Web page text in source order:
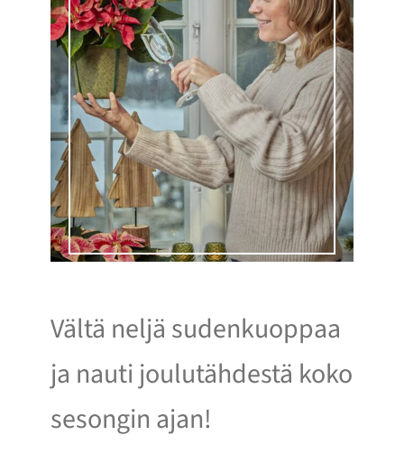
Vältä neljä sudenkuoppaa
ja nauti joulutähdestä koko
sesongin ajan!